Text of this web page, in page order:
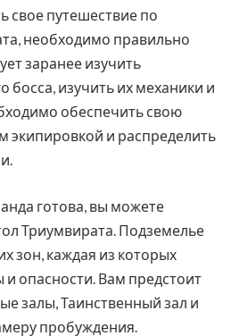
свое путешествие по
необходимо правильно
заранее изучить
босса, изучить их механики и
обеспечить свою
экипировкой и распределить
готова, вы можете
Триумвирата. Подземелье
зон, каждая из которых
и опасности. Вам предстоит
залы, Таинственный зал и
пробуждения.